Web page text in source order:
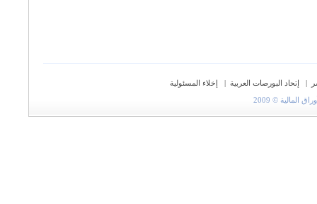
| إتحاد البورصات العربية |
إخلاء المسئولية
© 2009